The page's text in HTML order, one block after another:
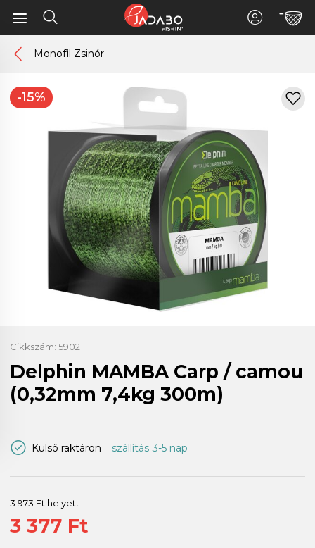
Monofil Zsinór
-15%
Cikkszám: 59021
Delphin MAMBA Carp / camou
(0,32mm 7,4kg 300m)
Külső raktáron szállítás 3-5 nap
3 973 Ft helyett
3 377 Ft